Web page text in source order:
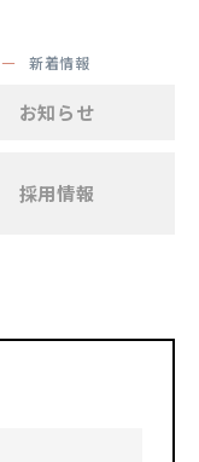
新着情報
お知らせ
採用情報